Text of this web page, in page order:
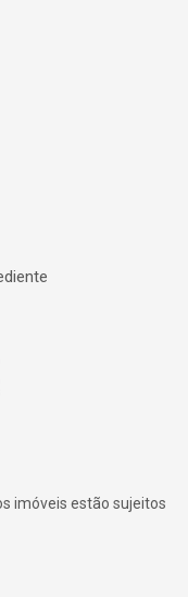
imóveis estão sujeitos